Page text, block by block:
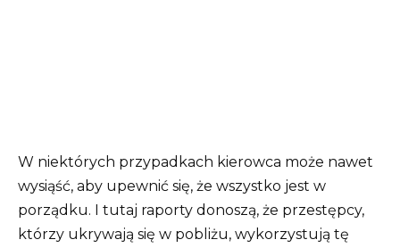
W niektórych przypadkach kierowca może nawet
wysiąść, aby upewnić się, że wszystko jest w
porządku. I tutaj raporty donoszą, że przestępcy,
którzy ukrywają się w pobliżu, wykorzystują tę